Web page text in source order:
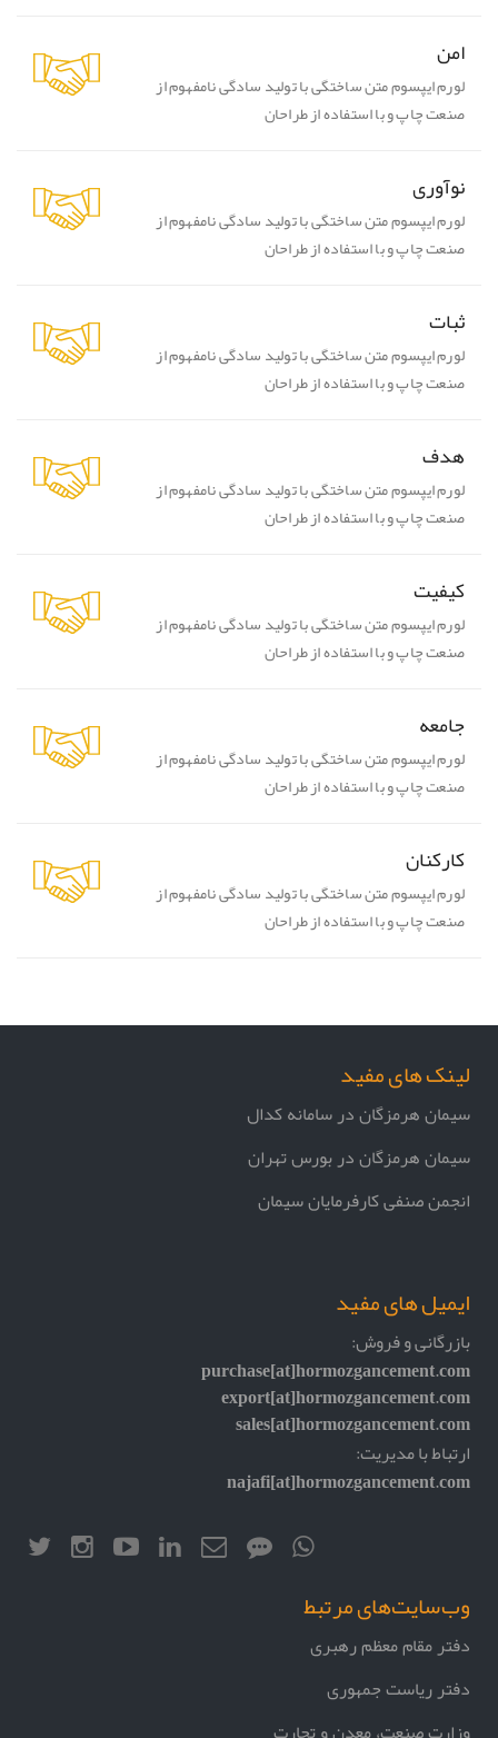
امن
لورم ایپسوم متن ساختگی با تولید سادگی نامفهوم از
صنعت چاپ و با استفاده از طراحان
نوآوری
لورم ایپسوم متن ساختگی با تولید سادگی نامفهوم از
صنعت چاپ و با استفاده از طراحان
ثبات
لورم ایپسوم متن ساختگی با تولید سادگی نامفهوم از
صنعت چاپ و با استفاده از طراحان
هدف
لورم ایپسوم متن ساختگی با تولید سادگی نامفهوم از
صنعت چاپ و با استفاده از طراحان
کیفیت
لورم ایپسوم متن ساختگی با تولید سادگی نامفهوم از
صنعت چاپ و با استفاده از طراحان
جامعه
لورم ایپسوم متن ساختگی با تولید سادگی نامفهوم از
صنعت چاپ و با استفاده از طراحان
کارکنان
لورم ایپسوم متن ساختگی با تولید سادگی نامفهوم از
صنعت چاپ و با استفاده از طراحان
لینک های مفید
سیمان هرمزگان در سامانه کدال
سیمان هرمزگان در بورس تهران
انجمن صنفی کارفرمایان سیمان
ایمیل های مفید
بازرگانی و فروش:
purchase[at]hormozgancement.com
export[at]hormozgancement.com
sales[at]hormozgancement.com
ارتباط با مدیریت:
najafi[at]hormozgancement.com
وب‌سایت‌های مرتبط
دفتر مقام معظم رهبری
دفتر ریاست جمهوری
وزارت صنعت، معدن و تجارت